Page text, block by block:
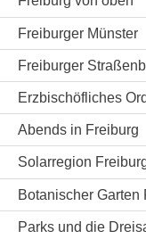
Freiburger Münster
Freiburger
Erzbischöfliches
Abends in Freiburg
Solarregion
Botanischer Garten
Parks und die